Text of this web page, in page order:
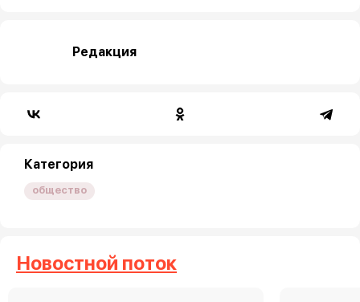
Редакция
Категория
общество
Новостной поток